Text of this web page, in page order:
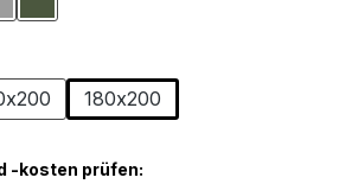
Olivgrün
ist zurzeit nicht verfügbar.)
180x200
-kosten prüfen: